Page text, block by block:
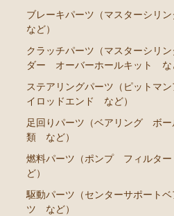
エンジンパーツ（マウント
冷却パーツ（ポンプ サー
ンカップリング ホース類
ブレーキパーツ（マスター
ト ホース など）
クラッチパーツ（マスター
ーズシリンダー オーバーホ
ステアリングパーツ（ピッ
足回りパーツ（ベアリング
ブレーキパーツ（マスターシ
など）
クラッチパーツ（マスターシリ
ダー オーバーホールキット な
ステアリングパーツ（ピットマ
イロッドエンド など）
足回りパーツ（ベアリング ボ
類 など）
燃料パーツ（ポンプ フィルタ
ど）
駆動パーツ（センターサポート
ツ など）